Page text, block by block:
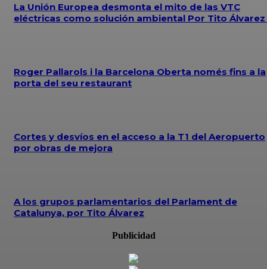
La Unión Europea desmonta el mito de las VTC
eléctricas como solución ambiental Por Tito Álvarez
Roger Pallarols i la Barcelona Oberta només fins a la
porta del seu restaurant
Cortes y desvíos en el acceso a la T1 del Aeropuerto
por obras de mejora
A los grupos parlamentarios del Parlament de
Catalunya, por Tito Álvarez
Publicidad